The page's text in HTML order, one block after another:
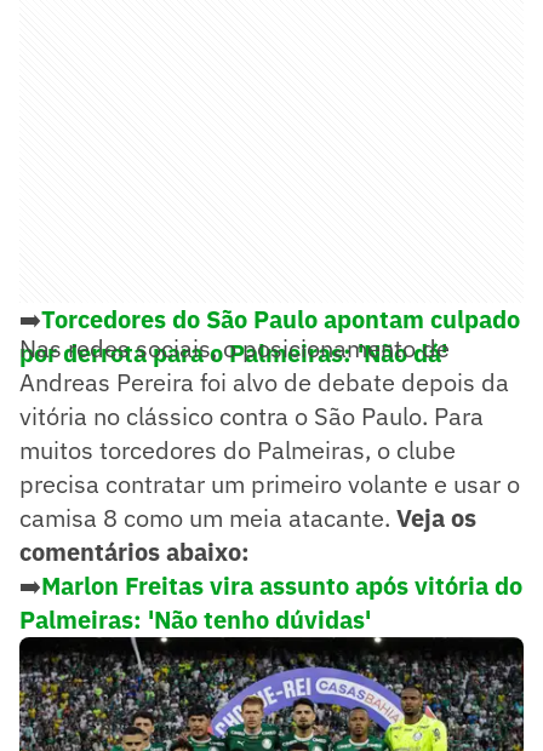
➡️Torcedores do São Paulo apontam culpado
por derrota para o Palmeiras: 'Não dá'
Nas redes sociais, o posicionamento de
Andreas Pereira foi alvo de debate depois da
vitória no clássico contra o São Paulo. Para
muitos torcedores do Palmeiras, o clube
precisa contratar um primeiro volante e usar o
camisa 8 como um meia atacante. Veja os
comentários abaixo:
➡️Marlon Freitas vira assunto após vitória do
Palmeiras: 'Não tenho dúvidas'